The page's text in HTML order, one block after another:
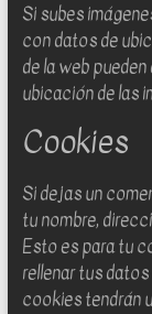
Si subes
con datos de
de la web
ubicación de las
Cookies
Si dejas un
tu nombre,
Esto es para tu
rellenar tus
cookies tendrán